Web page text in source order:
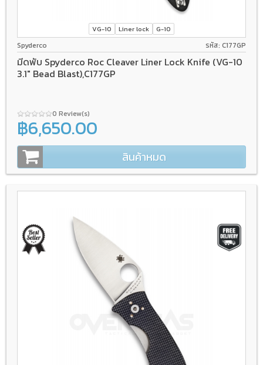
VG-10 Liner lock G-10
Spyderco รหัส: C177GP
มีดพับ Spyderco Roc Cleaver Liner Lock Knife (VG-10
3.1" Bead Blast),C177GP
0 Review(s)
฿6,650.00
สินค้าหมด